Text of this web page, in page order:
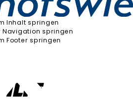
Inhalt springen
Navigation springen
Footer springen